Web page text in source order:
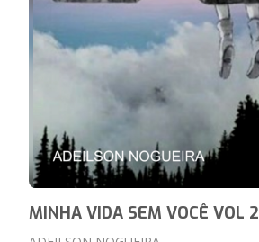
MINHA VIDA SEM VOCÊ VOL 2